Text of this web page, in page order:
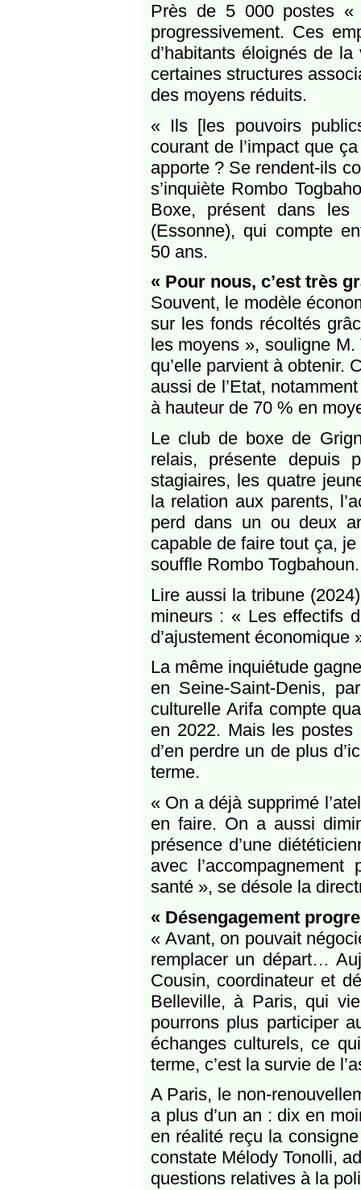
Près de 5 000 postes «
progressivement. Ces
d’habitants éloignés de
certaines structures
des moyens réduits.
« Ils [les pouvoirs
courant de l’impact que
apporte ? Se rendent-ils
s’inquiète Rombo
Boxe, présent dans
(Essonne), qui compte
50 ans.
« Pour nous, c’est très
Souvent, le modèle
sur les fonds récoltés
les moyens », souligne
qu’elle parvient à obtenir.
aussi de l’Etat,
à hauteur de 70 % en
Le club de boxe de
relais, présente depuis
stagiaires, les quatre
la relation aux parents,
perd dans un ou deux
capable de faire tout ça,
souffle Rombo Togbahoun.
Lire aussi la tribune
mineurs : « Les effectifs
d’ajustement économique
La même inquiétude
en Seine-Saint-Denis,
culturelle Arifa compte
en 2022. Mais les postes
d’en perdre un de plus
terme.
« On a déjà supprimé
en faire. On a aussi
présence d’une
avec
santé », se désole la
« Désengagement
« Avant, on pouvait
remplacer un départ…
Cousin, coordinateur et
Belleville, à Paris, qui
pourrons plus participer
échanges culturels, ce
terme, c’est la survie de
A Paris, le non-
a plus d’un an : dix en
en réalité reçu la
constate Mélody Tonolli,
questions relatives à la